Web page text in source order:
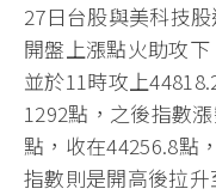
27日台股與美科技
開盤上漲點火助攻
並於11時攻上
1292點，之後指數
點，收在44256.8點
指數則是開高後拉